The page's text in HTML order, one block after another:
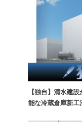
【独自】清水建
能な冷蔵倉庫新工